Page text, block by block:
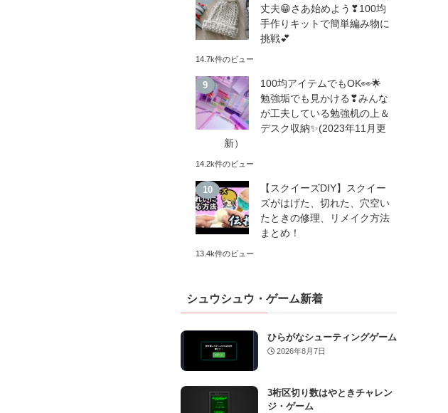
丈夫😁さあ始めよう❣100均
手作りキットで簡単編み物に
挑戦💕
14.7k件のビュー
100均アイテムでもOK👀🌟
勉強垢でも見かける❣みんな
が工夫している勉強机の上＆
デスク収納✨(2023年11月更
新）
14.2k件のビュー
【スクイーズDIY】スクイー
ズがはげた、切れた、穴空い
たときの修理、リメイク方法
まとめ！
13.4k件のビュー
シュウシュウ・ゲーム新着
ひらがなシューティングゲーム
2026年8月7日
3桁区切り数はやときチャレン
ジ・ゲーム